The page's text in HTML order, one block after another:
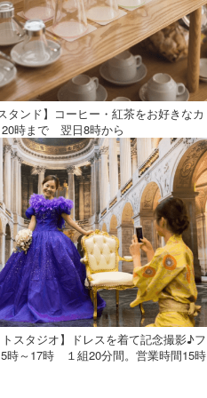
ンド】コーヒー・紅茶をお好きなカ
時まで 翌日8時から
スタジオ】ドレスを着て記念撮影♪フ
時～17時 １組20分間。営業時間15時